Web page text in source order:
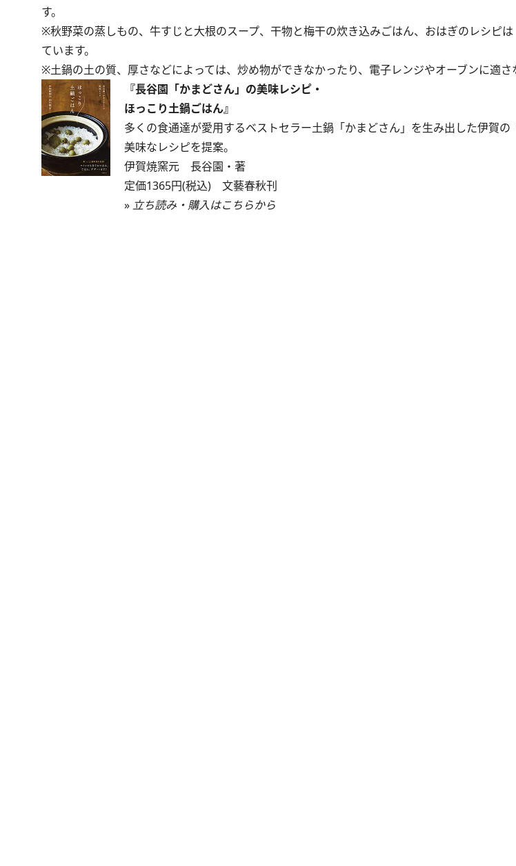
す。
※秋野菜の蒸しもの、牛すじと大根のスープ、干物と梅干の炊き込みごはん、おはぎのレシピ
ています。
※土鍋の土の質、厚さなどによっては、炒め物ができなかったり、電子レンジやオーブンに適さ
『長谷園「かまどさん」の美味レシピ・
ほっこり土鍋ごはん』
多くの食通達が愛用するベストセラー土鍋「かまどさん」を生み出した伊賀
美味なレシピを提案。
伊賀焼窯元 長谷園・著
定価1365円(税込) 文藝春秋刊
» 立ち読み・購入はこちらから